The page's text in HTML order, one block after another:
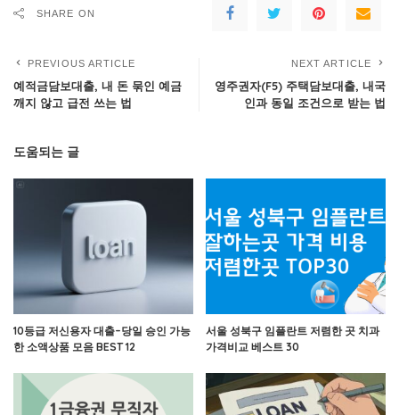
SHARE ON
PREVIOUS ARTICLE
예적금담보대출, 내 돈 묶인 예금
깨지 않고 급전 쓰는 법
NEXT ARTICLE
영주권자(F5) 주택담보대출, 내국
인과 동일 조건으로 받는 법
도움되는 글
10등급 저신용자 대출–당일 승인 가능
한 소액상품 모음 BEST 12
서울 성북구 임플란트 저렴한 곳 치과
가격비교 베스트 30